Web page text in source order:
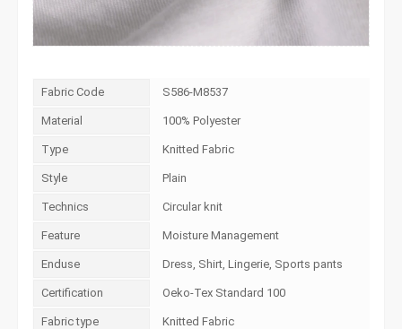
Fabric Code S586-M8537
Material 100% Polyester
Type Knitted Fabric
Style Plain
Technics Circular knit
Feature Moisture Management
Enduse Dress, Shirt, Lingerie, Sports pants
Certification Oeko-Tex Standard 100
Fabric type Knitted Fabric